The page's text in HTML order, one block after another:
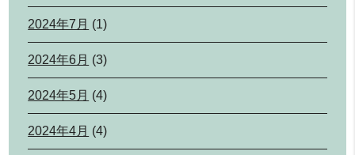
2024年7月 (1)
2024年6月 (3)
2024年5月 (4)
2024年4月 (4)